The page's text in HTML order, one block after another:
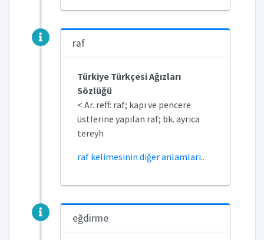
raf
Türkiye Türkçesi Ağızları
Sözlüğü
< Ar. reff: raf; kapı ve pencere
üstlerine yapılan raf; bk. ayrıca
tereyh
raf kelimesinin diğer anlamları..
eğdirme